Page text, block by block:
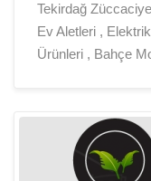
Tekirdağ
Ev Aletleri ,
Ürünleri , Bahçe